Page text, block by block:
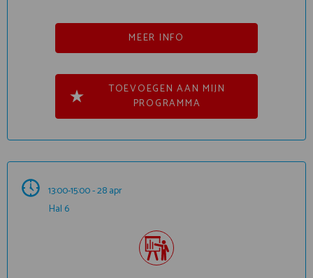
MEER INFO
TOEVOEGEN AAN MIJN
PROGRAMMA
13:00-15:00 - 28 apr
Hal 6